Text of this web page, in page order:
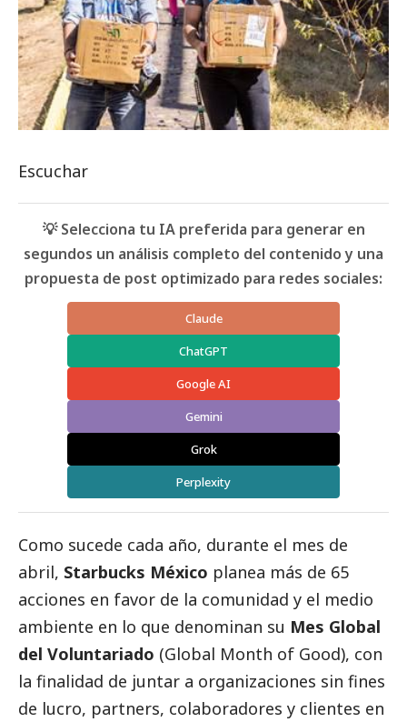
Escuchar
💡 Selecciona tu IA preferida para generar en
segundos un análisis completo del contenido y una
propuesta de post optimizado para redes sociales:
Claude
ChatGPT
Google AI
Gemini
Grok
Perplexity
Como sucede cada año, durante el mes de
abril, Starbucks México planea más de 65
acciones en favor de la comunidad y el medio
ambiente en lo que denominan su Mes Global
del Voluntariado (Global Month of Good), con
la finalidad de juntar a organizaciones sin fines
de lucro, partners, colaboradores y clientes en